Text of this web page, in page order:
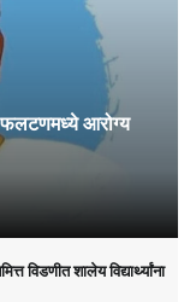
फलटणमध्ये आरोग्य
विडणीत शालेय विद्यार्थ्यांना